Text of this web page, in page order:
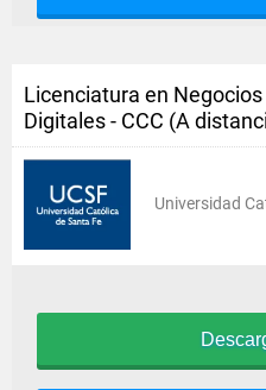
Licenciatura en Negocios
Digitales - CCC (A
Universidad